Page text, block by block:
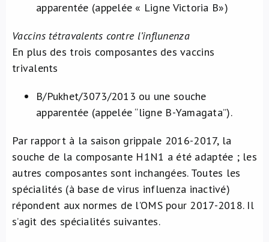
apparentée (appelée « Ligne Victoria B»)
Vaccins tétravalents contre l’influnenza
En plus des trois composantes des vaccins
trivalents
B/Pukhet/3073/2013 ou une souche
apparentée (appelée “ligne B-Yamagata”).
Par rapport à la saison grippale 2016-2017, la
souche de la composante H1N1 a été adaptée ; les
autres composantes sont inchangées. Toutes les
spécialités (à base de virus influenza inactivé)
répondent aux normes de l’OMS pour 2017-2018. Il
s’agit des spécialités suivantes.